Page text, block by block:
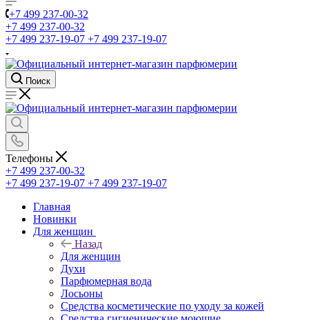
+7 499 237-00-32
+7 499 237-00-32
+7 499 237-19-07 +7 499 237-19-07
Поиск
Телефоны
+7 499 237-00-32
+7 499 237-19-07 +7 499 237-19-07
Главная
Новинки
Для женщин
Назад
Для женщин
Духи
Парфюмерная вода
Лосьоны
Средства косметические по уходу за кожей